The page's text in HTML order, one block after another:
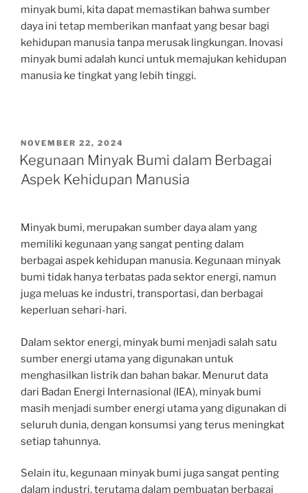
minyak bumi, kita dapat memastikan bahwa sumber
daya ini tetap memberikan manfaat yang besar bagi
kehidupan manusia tanpa merusak lingkungan. Inovasi
minyak bumi adalah kunci untuk memajukan kehidupan
manusia ke tingkat yang lebih tinggi.
POSTED
ON
NOVEMBER 22, 2024
Kegunaan Minyak Bumi dalam Berbagai
Aspek Kehidupan Manusia
Minyak bumi, merupakan sumber daya alam yang
memiliki kegunaan yang sangat penting dalam
berbagai aspek kehidupan manusia. Kegunaan minyak
bumi tidak hanya terbatas pada sektor energi, namun
juga meluas ke industri, transportasi, dan berbagai
keperluan sehari-hari.
Dalam sektor energi, minyak bumi menjadi salah satu
sumber energi utama yang digunakan untuk
menghasilkan listrik dan bahan bakar. Menurut data
dari Badan Energi Internasional (IEA), minyak bumi
masih menjadi sumber energi utama yang digunakan di
seluruh dunia, dengan konsumsi yang terus meningkat
setiap tahunnya.
Selain itu, kegunaan minyak bumi juga sangat penting
dalam industri, terutama dalam pembuatan berbagai